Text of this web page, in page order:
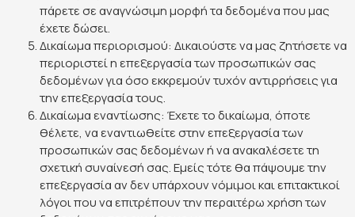
πάρετε σε αναγνώσιμη μορφή τα δεδομένα που μας
έχετε δώσει.
Δικαίωμα περιορισμού: Δικαιούστε να μας ζητήσετε να
περιοριστεί η επεξεργασία των προσωπικών σας
δεδομένων για όσο εκκρεμούν τυχόν αντιρρήσεις για
την επεξεργασία τους.
Δικαίωμα εναντίωσης: Έχετε το δικαίωμα, όποτε
θέλετε, να εναντιωθείτε στην επεξεργασία των
προσωπικών σας δεδομένων ή να ανακαλέσετε τη
σχετική συναίνεσή σας. Εμείς τότε θα πάψουμε την
επεξεργασία αν δεν υπάρχουν νόμιμοι και επιτακτικοί
λόγοι που να επιτρέπουν την περαιτέρω χρήση των